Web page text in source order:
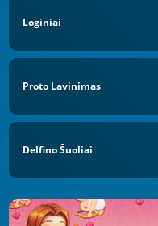
Loginiai
Proto Lavinimas
Delfino Šuoliai